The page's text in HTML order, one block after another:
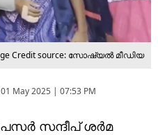
Credit source: സോഷ്യല്‍ മീഡിയ
01 May 2025 | 07:53 PM
സന്ദീപ് ശര്‍മ